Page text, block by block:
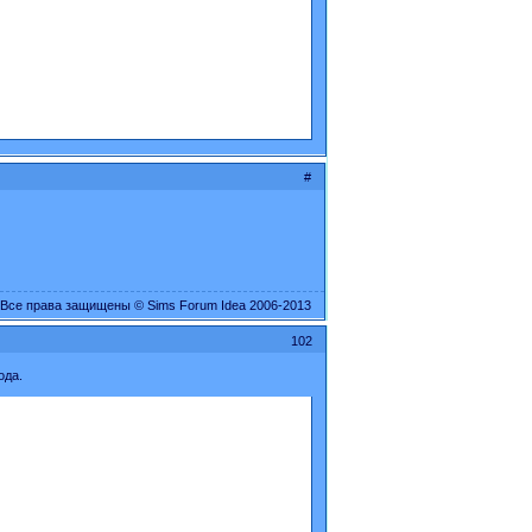
#
Все права защищены © Sims Forum Idea 2006-2013
102